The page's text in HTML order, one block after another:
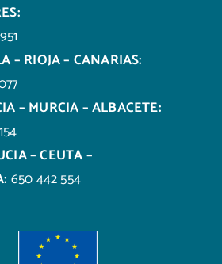
– RIOJA – CANARIAS:
– MURCIA – ALBACETE:
– CEUTA –
650 442 554